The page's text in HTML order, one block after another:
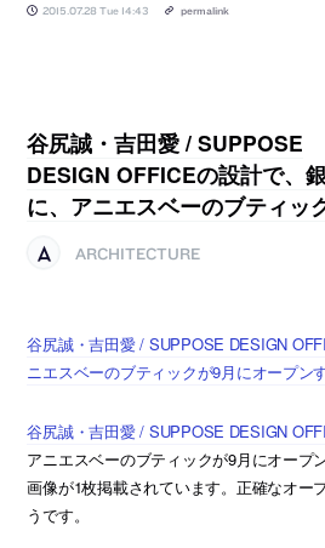
2015.07.28 Tue 14:43 permalink
谷尻誠・吉田愛 / SUPPOSE
DESIGN OFFICEの設計で、
に、アニエスベーのブティッ
ARCHITECTURE
谷尻誠・吉田愛 / SUPPOSE DESIGN
ニエスベーのブティックが9月にオープン
谷尻誠・吉田愛 / SUPPOSE DESIGN
アニエスベーのブティックが9月にオープ
画像が1枚掲載されています。正確なオー
うです。